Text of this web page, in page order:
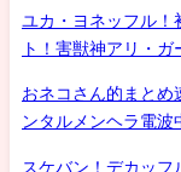
ユカ・ヨネッフル！
ト！害獣神アリ・
おネコさん的まと
ンタルメンヘラ電
スケバン！デカッ